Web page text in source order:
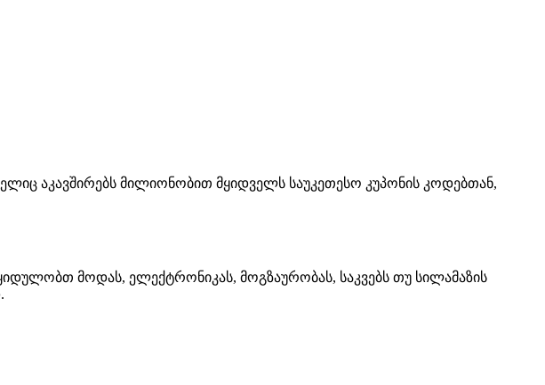
აკავშირებს მილიონობით მყიდველს საუკეთესო კუპონის კოდებთან,
მოდას, ელექტრონიკას, მოგზაურობას, საკვებს თუ სილამაზის